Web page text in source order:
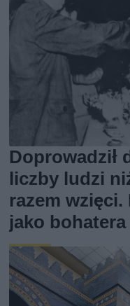
Doprowadził
liczby ludzi
razem
jako bohatera